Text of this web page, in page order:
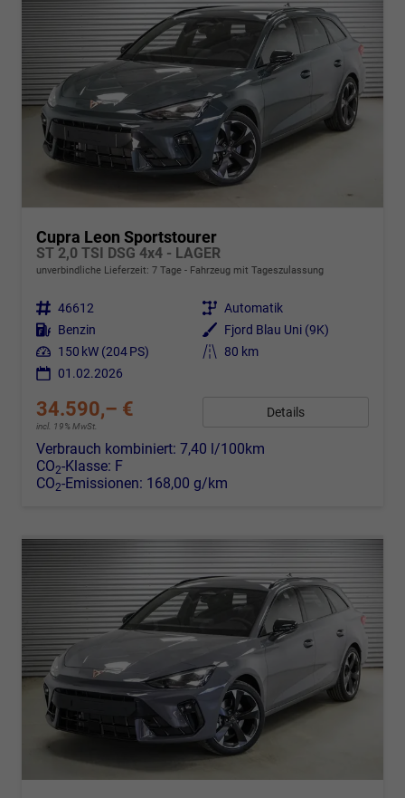
Cupra Leon Sportstourer
ST 2,0 TSI DSG 4x4 - LAGER
unverbindliche Lieferzeit: 7 Tage Fahrzeug mit Tageszulassung
Fahrzeugnr. 46612 Getriebe Automatik
Kraftstoff Benzin Außenfarbe Fjord Blau Uni (9K)
Leistung 150 kW (204 PS) Kilometerstand
80 km
01.02.2026
34.590,– €
incl. 19% MwSt.
Details
Verbrauch kombiniert: 7,40 l/100km
CO2-Klasse: F
CO2-Emissionen: 168,00 g/km